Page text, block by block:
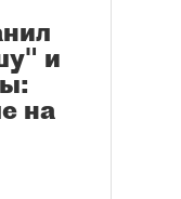
и
на